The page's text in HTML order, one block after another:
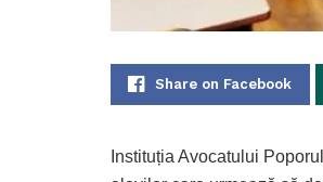
Share on Facebook
Instituția Avocatului